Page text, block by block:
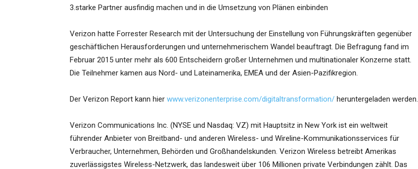
3.starke Partner ausfindig machen und in die Umsetzung von Plänen einbinden
Verizon hatte Forrester Research mit der Untersuchung der Einstellung von Führungskräften gegenüber
geschäftlichen Herausforderungen und unternehmerischem Wandel beauftragt. Die Befragung fand im
Februar 2015 unter mehr als 600 Entscheidern großer Unternehmen und multinationaler Konzerne statt.
Die Teilnehmer kamen aus Nord- und Lateinamerika, EMEA und der Asien-Pazifikregion.
Der Verizon Report kann hier www.verizonenterprise.com/digitaltransformation/ heruntergeladen werden.
Verizon Communications Inc. (NYSE und Nasdaq: VZ) mit Hauptsitz in New York ist ein weltweit
führender Anbieter von Breitband- und anderen Wireless- und Wireline-Kommunikationsservices für
Verbraucher, Unternehmen, Behörden und Großhandelskunden. Verizon Wireless betreibt Amerikas
zuverlässigstes Wireless-Netzwerk, das landesweit über 106 Millionen private Verbindungen zählt. Das